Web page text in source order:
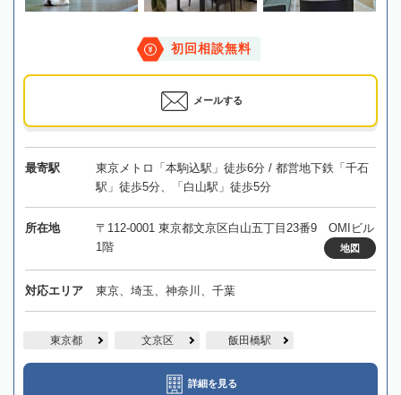
初回相談無料
メールする
最寄駅
東京メトロ「本駒込駅」徒歩6分 / 都営地下鉄「千石
駅」徒歩5分、「白山駅」徒歩5分
所在地
〒112-0001 東京都文京区白山五丁目23番9 OMIビル
1階
地図
対応エリア 東京、埼玉、神奈川、千葉
東京都 文京区 飯田橋駅
詳細を見る